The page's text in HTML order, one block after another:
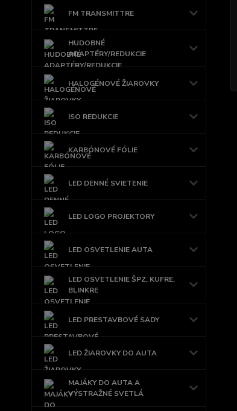
FM TRANSMITTRE
HUDOBNÉ
ADAPTÉRY/REDUKCIE
HALOGÉNOVÉ ŽIAROVKY
ISO REDUKCIE
KARBÓNOVÉ FÓLIE
LED DENNÉ SVIETENIE
LED LOGO PROJEKTORY
LED OSVETLENIE AUTA
LED OSVETLENIE ŠPZ, KUFRE,
BLINKRE
LED PRESTAVBOVÉ SADY
LED ŽIAROVKY DO AUTA
MAJÁKY DO AUTA A
VÝSTRAŽNÉ SVETLÁ